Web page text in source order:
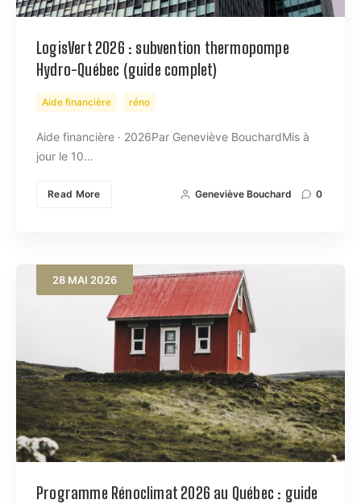
LogisVert 2026 : subvention thermopompe
Hydro-Québec (guide complet)
Aide financière réno
Aide financière · 2026Par Geneviève BouchardMis à
jour le 10…
Read More Geneviève Bouchard 0
28 MAI 2026
Programme Rénoclimat 2026 au Québec : guide